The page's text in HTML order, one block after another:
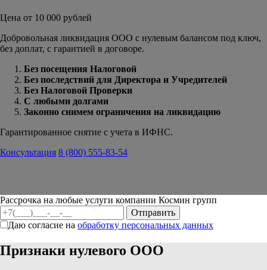
Цена от 10 000 рублей
Добровольная ликвидация ООО с нулевым балансом под ключ,
без доплат, с гарантией в договоре.
Без посещения Налоговой
Без последствий для Директора и Учредителей
Без Налоговой Проверки
С любыми долгами
Законно снимем ограничения на ликвидацию
Гарантированное снятие с учета в ИФНС.
Консультация 8 (800) 555-83-54
Рассрочка на любые услуги компании Космин групп
Даю согласие на обработку персональных данных
Признаки нулевого ООО